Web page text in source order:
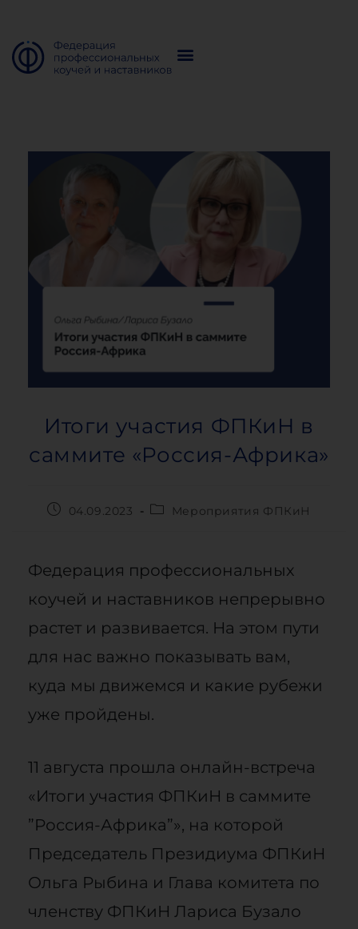
Итоги участия ФПКиН в
саммите «Россия-Африка»
04.09.2023 Мероприятия ФПКиН
Федерация профессиональных
коучей и наставников непрерывно
растет и развивается. На этом пути
для нас важно показывать вам,
куда мы движемся и какие рубежи
уже пройдены.
11 августа прошла онлайн-встреча
«Итоги участия ФПКиН в саммите
”Россия-Африка”», на которой
Председатель Президиума ФПКиН
Ольга Рыбина и Глава комитета по
членству ФПКиН Лариса Бузало